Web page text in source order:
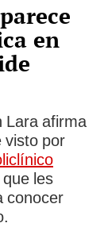
en
Lara afirma
visto por
les
conocer